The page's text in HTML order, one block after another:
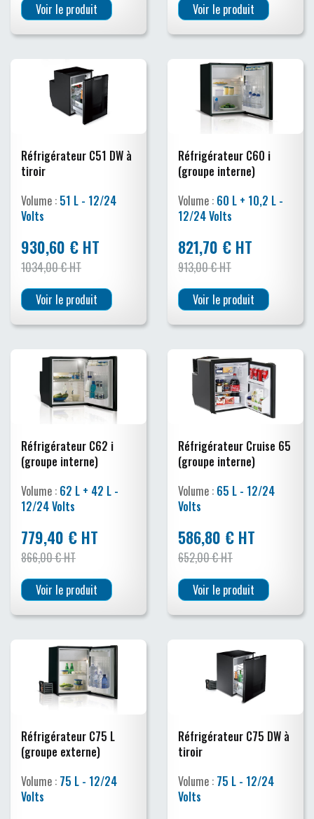
Voir le produit
Voir le produit
Réfrigérateur C51 DW à
tiroir
Volume : 51 L - 12/24
Volts
930,60 € HT
1034,00 € HT
Voir le produit
Réfrigérateur C60 i
(groupe interne)
Volume : 60 L + 10,2 L -
12/24 Volts
821,70 € HT
913,00 € HT
Voir le produit
Réfrigérateur C62 i
(groupe interne)
Volume : 62 L + 42 L -
12/24 Volts
779,40 € HT
866,00 € HT
Voir le produit
Réfrigérateur Cruise 65
(groupe interne)
Volume : 65 L - 12/24
Volts
586,80 € HT
652,00 € HT
Voir le produit
Réfrigérateur C75 L
(groupe externe)
Volume : 75 L - 12/24
Volts
Réfrigérateur C75 DW à
tiroir
Volume : 75 L - 12/24
Volts